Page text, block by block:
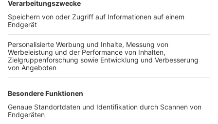
TOP-VEREINE
TOP-PARTNER